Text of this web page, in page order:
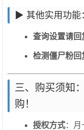
▶ 其他实用功能
查询设置请回
检测僵尸粉回
三、购买须知
购！
授权方式：月